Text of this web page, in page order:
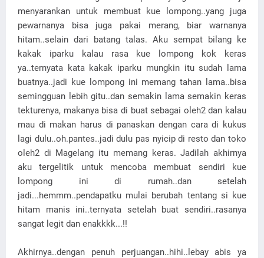
menyarankan untuk membuat kue lompong..yang juga
pewarnanya bisa juga pakai merang, biar warnanya
hitam..selain dari batang talas. Aku sempat bilang ke
kakak iparku kalau rasa kue lompong kok keras
ya..ternyata kata kakak iparku mungkin itu sudah lama
buatnya..jadi kue lompong ini memang tahan lama..bisa
semingguan lebih gitu..dan semakin lama semakin keras
tekturenya, makanya bisa di buat sebagai oleh2 dan kalau
mau di makan harus di panaskan dengan cara di kukus
lagi dulu..oh.pantes..jadi dulu pas nyicip di resto dan toko
oleh2 di Magelang itu memang keras. Jadilah akhirnya
aku tergelitik untuk mencoba membuat sendiri kue
lompong ini di rumah..dan setelah
jadi...hemmm..pendapatku mulai berubah tentang si kue
hitam manis ini..ternyata setelah buat sendiri..rasanya
sangat legit dan enakkkk...!!
Akhirnya..dengan penuh perjuangan..hihi..lebay abis ya